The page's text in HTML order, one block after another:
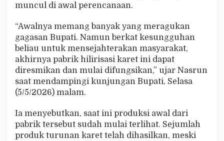
u
i
T
e
r
b
u
k
muncul di awal perencanaan.
“Awalnya memang banyak yang meragukan
gagasan Bupati. Namun berkat kesungguhan
beliau untuk mensejahterakan masyarakat,
akhirnya pabrik hilirisasi karet ini dapat
diresmikan dan mulai difungsikan,” ujar Nasrun
saat mendampingi kunjungan Bupati, Selasa
(5/5/2026) malam.
Ia menyebutkan, saat ini produksi awal dari
pabrik tersebut sudah mulai terlihat. Sejumlah
produk turunan karet telah dihasilkan, meski